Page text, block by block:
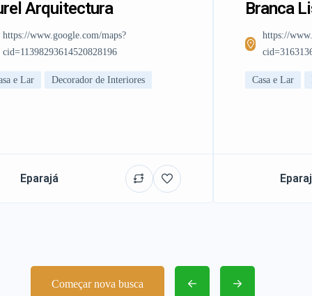
Arquitectura
https://www.google.com/maps?
cid=11398293614520828196
e Lar Decorador de Interiores
Eparajá
Branca
https://
Casa e Lar
Começar nova busca